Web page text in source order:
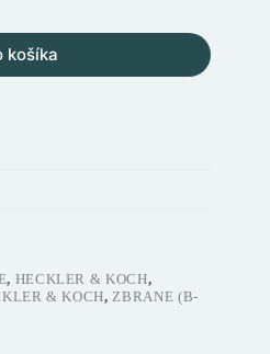
košíka
, HECKLER & KOCH,
& KOCH, ZBRANE (B-